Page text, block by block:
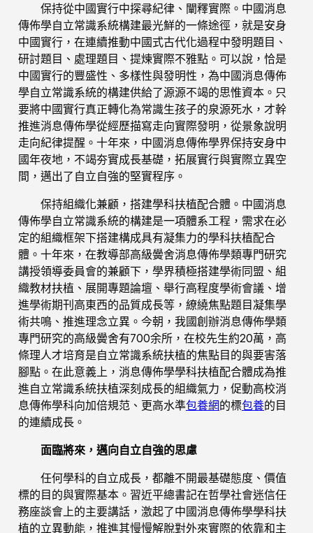
保持從中國實行中探尋紀律、闡釋實際。中國消息
傳佈學自立常識系統構建最光鮮的一條途徑，就是安身
中國實行，在連續推動中國式古代化過程中發明題目、
研討題目、處理題目、提煉實際不雅點。可以說，恰是
中國實行的豐盛性、多樣性與發明性，為中國消息傳佈
學自立常識系統的構建供給了源源不竭的思惟資本。只
要將中國實行真正轉化為常識生孩子的泉源死水，才幹
推進消息傳佈學從經歷描寫走向實際發明，從景象說明
走向紀律提醒。十年來，中國消息傳佈學界保持安身中
國年夜地，不竭夯實成長基礎，拓展實行與實際立異空
間，邁出了自立自強的堅實程序。
保持組織化兼顧，搭建學科扶植配合體。中國消息
傳佈學自立常識系統的構建是一項體系工程，需求在必
定的組織框架下搭建構成具有凝集力的學科扶植配合
體。十年來，在教導部高級黌舍消息傳佈學類專門研究
講授領導委員會的兼顧下，學界積極搭建學術同盟、組
織教材扶植、展開專題論壇、舉行高程度學術會議、增
進學術期刊高東西的品質成長等，繚繞焦點題目凝集學
術共鳴、推進理念立異。今朝，我國創辦消息傳佈學類
專門研究的高級黌舍有700余所，在校先生約20萬，高
條理人才培育是自立常識系統扶植的焦點目的與要害落
腳點。在此意義上，消息傳佈學學科扶植配合體成為推
進自立常識系統扶植深刻成長的組織氣力，促動高校消
息傳佈學科向加倍規范、更高水準包養網的標包養的目
的連續成長。
面臨將來，邁向自立自強的思慮
任何學科的自立成長，都離不開最基礎態度、價值
標的目的與實際基本。習近平總書記在哲學社會迷信任
務座談會上的主要講話，激起了中國消息傳佈學學科扶
植的立異動能，推進其慢慢解脫對外來實際的依靠和主